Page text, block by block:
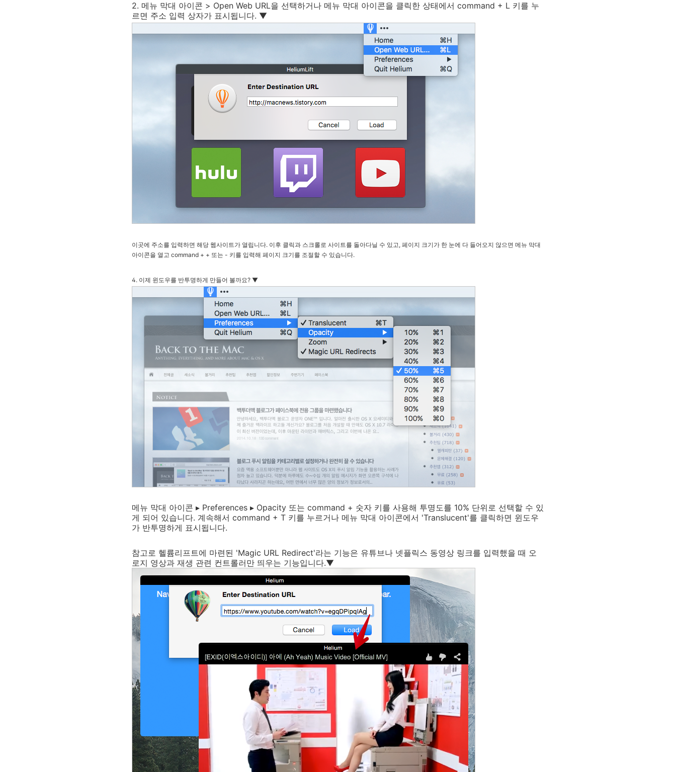
2. 메뉴 막대 아이콘 > Open Web URL을 선택하거나 메뉴 막대 아이콘을 클릭한 상태에서 command + L 키를 누
르면 주소 입력 상자가 표시됩니다. ▼
이곳에 주소를 입력하면 해당 웹사이트가 열립니다. 이후 클릭과 스크롤로 사이트를 돌아다닐 수 있고, 페이지 크기가 한 눈에 다 들어오지 않으면 메뉴 막대
아이콘을 열고 command + + 또는 - 키를 입력해 페이지 크기를 조절할 수 있습니다.
4. 이제 윈도우를 반투명하게 만들어 볼까요? ▼
메뉴 막대 아이콘 ▸ Preferences ▸ Opacity 또는 command + 숫자 키를 사용해 투명도를 10% 단위로 선택할 수 있
게 되어 있습니다. 계속해서 command + T 키를 누르거나 메뉴 막대 아이콘에서 'Translucent'를 클릭하면 윈도우
가 반투명하게 표시됩니다.
참고로 헬륨리프트에 마련된 'Magic URL Redirect'라는 기능은 유튜브나 넷플릭스 동영상 링크를 입력했을 때 오
로지 영상과 재생 관련 컨트롤러만 띄우는 기능입니다.▼